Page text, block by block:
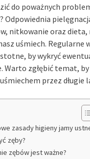
do poważnych
nitkowanie oraz dieta,
uśmiech. Regularne
by wykryć
Warto zgłębić temat, by
przez długie
zasady higieny jamy
zęby?
zębów jest ważne?